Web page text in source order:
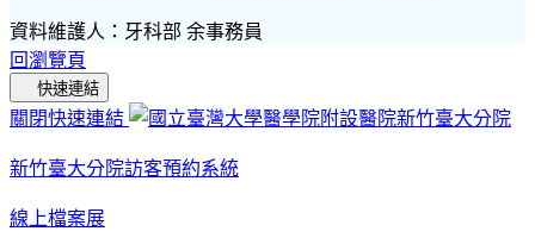
資料維護人：牙科部 余事務員
回瀏覽頁
快速連結
關閉快速連結
新竹臺大分院訪客預約系統
線上檔案展